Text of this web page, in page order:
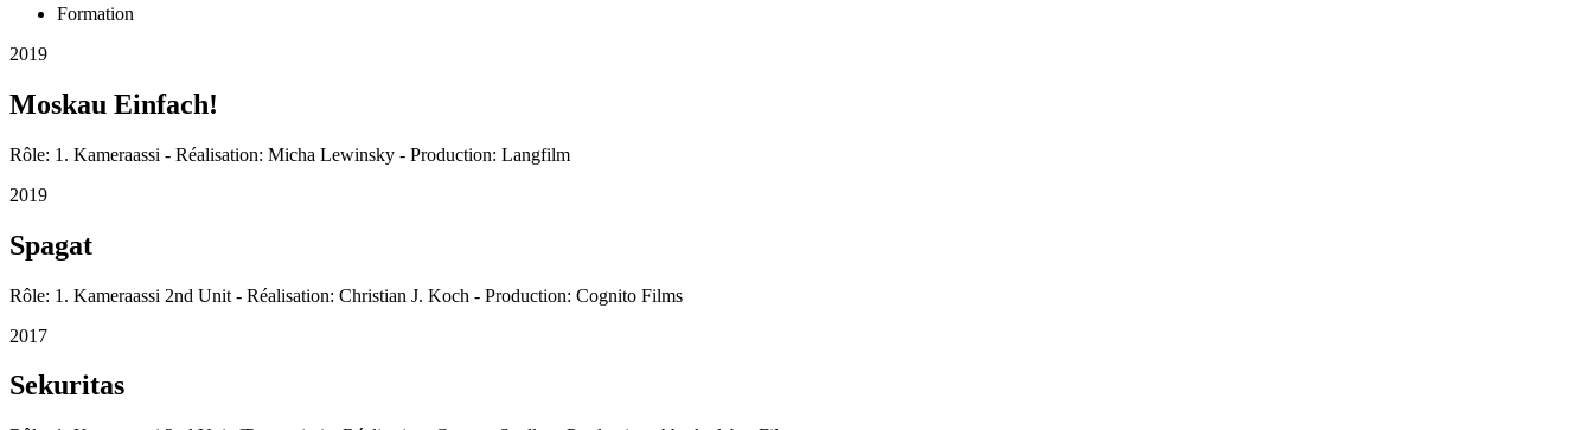
Formation
2019
Moskau Einfach!
Rôle: 1. Kameraassi - Réalisation: Micha Lewinsky - Production: Langfilm
2019
Spagat
Rôle: 1. Kameraassi 2nd Unit - Réalisation: Christian J. Koch - Production: Cognito Films
2017
Sekuritas